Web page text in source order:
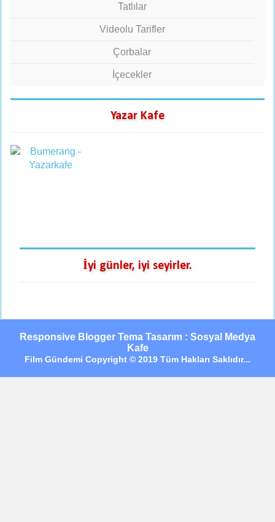
Tatlılar
Videolu Tarifler
Çorbalar
İçecekler
Yazar Kafe
İyi günler, iyi seyirler.
Responsive Blogger Tema Tasarım : Sosyal Medya
Kafe
Film Gündemi Copyright © 2019 Tüm Hakları Saklıdır...